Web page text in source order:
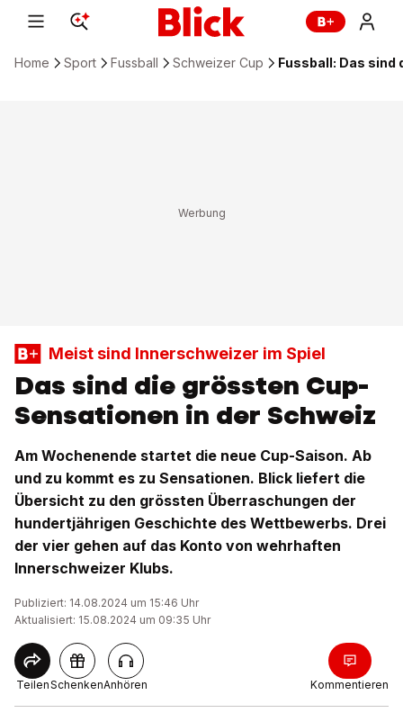
Home Sport Fussball Schweizer Cup Fussball: Das sind
Meist sind Innerschweizer im Spiel
Das sind die grössten Cup-
Sensationen in der Schweiz
Am Wochenende startet die neue Cup-Saison. Ab
und zu kommt es zu Sensationen. Blick liefert die
Übersicht zu den grössten Überraschungen der
hundertjährigen Geschichte des Wettbewerbs. Drei
der vier gehen auf das Konto von wehrhaften
Innerschweizer Klubs.
Publiziert: 14.08.2024 um 15:46 Uhr
Aktualisiert: 15.08.2024 um 09:35 Uhr
TeilenSchenkenAnhören Kommentieren